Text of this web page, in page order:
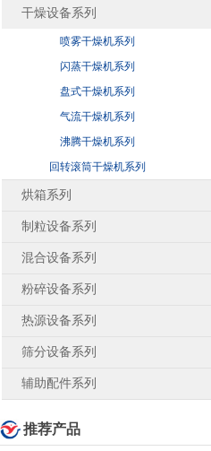
干燥设备系列
喷雾干燥机系列
闪蒸干燥机系列
盘式干燥机系列
气流干燥机系列
沸腾干燥机系列
回转滚筒干燥机系列
烘箱系列
制粒设备系列
混合设备系列
粉碎设备系列
热源设备系列
筛分设备系列
辅助配件系列
推荐产品